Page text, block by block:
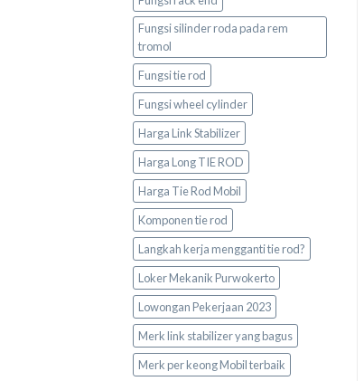
Fungsi silinder roda pada rem
tromol
Fungsi tie rod
Fungsi wheel cylinder
Harga Link Stabilizer
Harga Long TIE ROD
Harga Tie Rod Mobil
Komponen tie rod
Langkah kerja mengganti tie rod?
Loker Mekanik Purwokerto
Lowongan Pekerjaan 2023
Merk link stabilizer yang bagus
Merk per keong Mobil terbaik